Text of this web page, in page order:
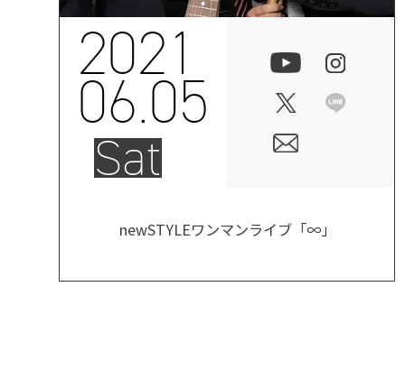
2021
06.05
Sat
newSTYLEワンマンライブ「∞」